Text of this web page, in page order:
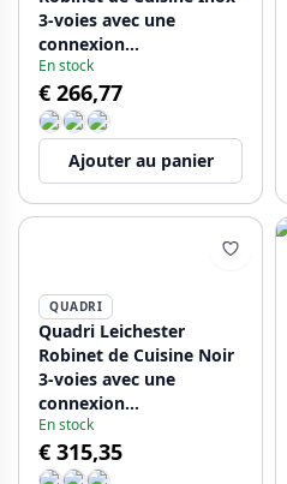
3-voies avec une
connexion
supplémentaire pour
l'eau filtrée 1208967668
En stock
€ 266,77
Ajouter au panier
QUADRI
Quadri Leichester
Robinet de Cuisine Noir
3-voies avec une
connexion
supplémentaire pour
l'eau filtrée 1208967671
En stock
€ 315,35